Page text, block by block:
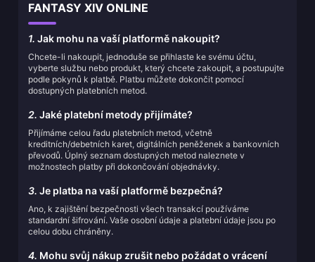
FANTASY XIV ONLINE
1. Jak mohu na vaší platformě nakoupit?
Chcete-li nakoupit, jednoduše se přihlaste ke svému účtu,
vyberte službu nebo produkt, který chcete zakoupit, a postupujte
podle pokynů k platbě. Platbu můžete dokončit pomocí
dostupných platebních metod.
2. Jaké platební metody přijímáte?
Přijímáme celou řadu platebních metod, včetně
kreditních/debetních karet, digitálních peněženek a bankovních
převodů. Úplný seznam dostupných metod naleznete v
možnostech platby při dokončování objednávky.
3. Je platba na vaší platformě bezpečná?
Ano, k zajištění bezpečnosti všech transakcí používáme
standardní šifrování. Vaše osobní údaje a platební údaje jsou po
celou dobu chráněny.
4. Mohu svůj nákup zrušit nebo požádat o vrácení